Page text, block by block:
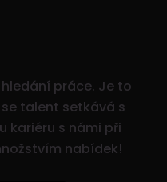
práce. Je to
talent setkává s
kariéru s námi při
nabídek!